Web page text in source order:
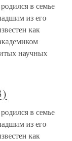
в семье
из его
как
научных
в семье
из его
как